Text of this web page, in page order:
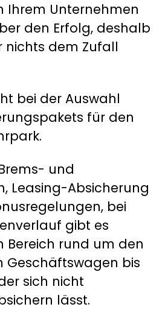
Ihrem Unternehmen
den Erfolg, deshalb
nichts dem Zufall
bei der Auswahl
für den
und
Leasing-Absicherung
bei
gibt es
Bereich rund um den
Geschäftswagen bis
sich nicht
lässt.